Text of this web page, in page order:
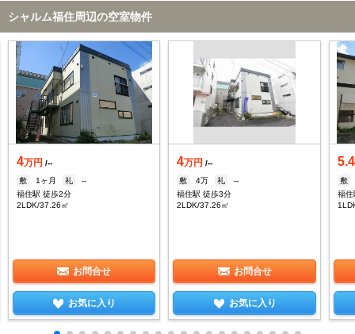
シャルム福住周辺の空室物件
4万円 /--
敷
1ヶ月 礼
--
福住駅 徒歩2分
2LDK/37.26㎡
お問合せ
お気に入り
4万円 /--
敷
4万 礼
--
福住駅 徒歩3分
2LDK/37.26㎡
お問合せ
お気に入り
5.4
敷
福住